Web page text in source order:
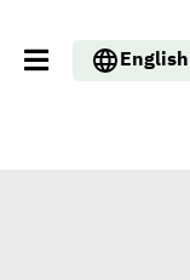
English